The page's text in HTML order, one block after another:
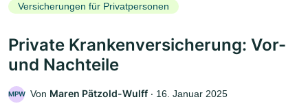
Versicherungen für Privatpersonen
Private Krankenversicherung: Vor-
und Nachteile
MPW Von Maren Pätzold-Wulff ‧ 16. Januar 2025